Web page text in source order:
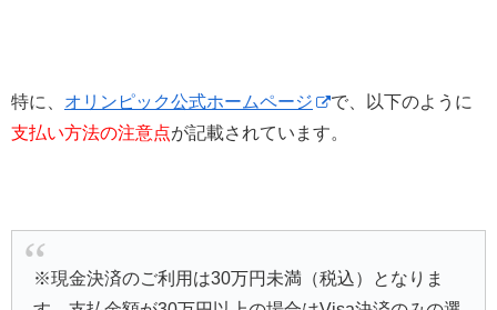
特に、 オリンピック公式ホームページ
で、以下のように
支払い方法の注意点が記載されています。
※現金決済のご利用は30万円未満（税込）となりま